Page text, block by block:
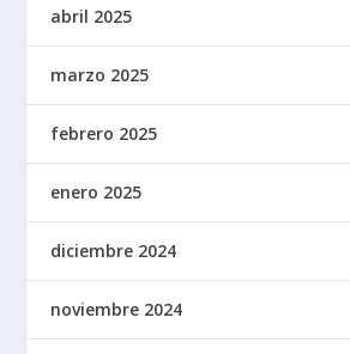
abril 2025
marzo 2025
febrero 2025
enero 2025
diciembre 2024
noviembre 2024